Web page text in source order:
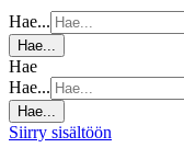
Hae...
Hae...
Hae
Hae...
Hae...
Siirry sisältöön